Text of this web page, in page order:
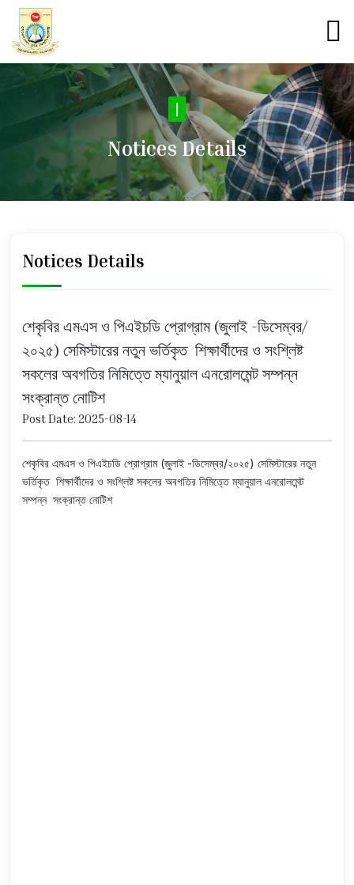
N
Notices Details
Notices Details
শেকৃবির এমএস ও পিএইচডি প্রোগ্রাম (জুলাই -ডিসেম্বর/
২০২৫) সেমিস্টারের নতুন ভর্তিকৃত শিক্ষার্থীদের ও সংশ্লিষ্ট
সকলের অবগতির নিমিত্তে ম্যানুয়াল এনরোলমেন্ট সম্পন্ন
সংক্রান্ত নোটিশ
Post Date: 2025-08-14
শেকৃবির এমএস ও পিএইচডি প্রোগ্রাম (জুলাই -ডিসেম্বর/২০২৫) সেমিস্টারের নতুন
ভর্তিকৃত শিক্ষার্থীদের ও সংশ্লিষ্ট সকলের অবগতির নিমিত্তে ম্যানুয়াল এনরোলমেন্ট
সম্পন্ন সংক্রান্ত নোটিশ